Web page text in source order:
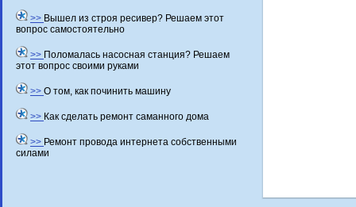
>> Вышел из строя ресивер? Решаем этот
вопрос самостоятельно
>> Поломалась насосная станция? Решаем
этот вопрос своими руками
>> О том, как починить машину
>> Как сделать ремонт саманного дома
>> Ремонт провода интернета собственными
силами